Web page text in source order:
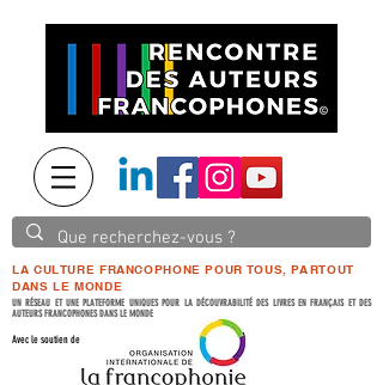
LA CULTURE FRANCOPHONE POUR TOUS, PARTOUT
DANS LE MONDE
UN RÉSEAU ET UNE PLATEFORME UNIQUES POUR LA DÉCOUVRABILITÉ DES LIVRES EN FRANÇAIS ET DES
AUTEURS FRANCOPHONES DANS LE MONDE
Avec le soutien de